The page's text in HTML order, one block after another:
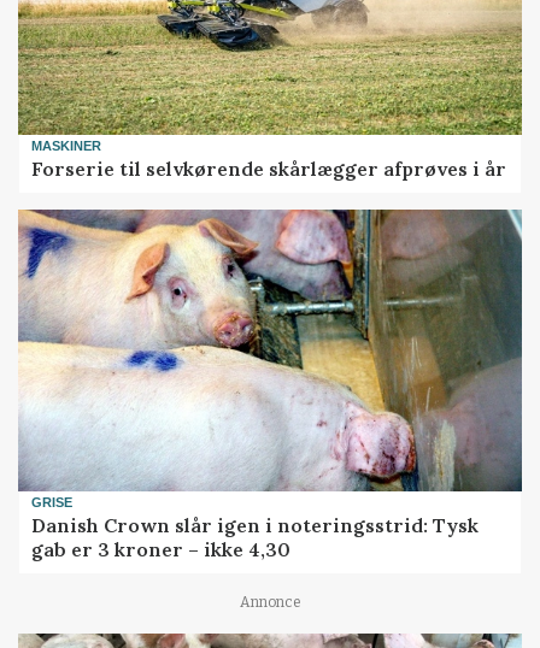
MASKINER
Forserie til selvkørende skårlægger afprøves i år
GRISE
Danish Crown slår igen i noteringsstrid: Tysk
gab er 3 kroner – ikke 4,30
Annonce